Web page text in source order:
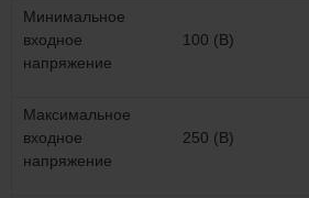
Минимальное
входное
напряжение
100 (В)
Максимальное
входное
напряжение
250 (В)